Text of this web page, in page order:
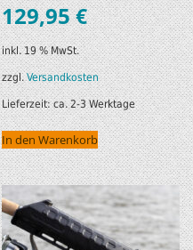
129,95€
inkl. 19 % MwSt.
zzgl.Versandkosten
Lieferzeit:ca. 2-3 Werktage
In den Warenkorb